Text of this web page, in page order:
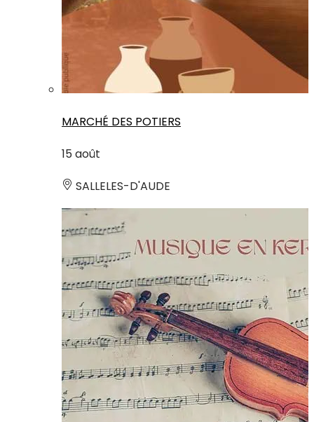
MARCHÉ DES POTIERS
15 août
SALLELES-D'AUDE